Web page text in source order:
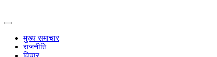
मुख्य समाचार
राजनीति
विचार